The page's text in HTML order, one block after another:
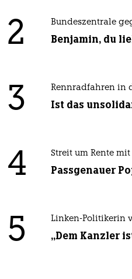
2 Bundeszentrale
Benjamin, du
3 Rennradfahren in
Ist das
4 Streit um Rente mit
Passgenauer
5 Linken-Politikerin
„Dem Kanzler